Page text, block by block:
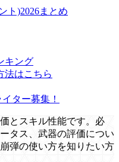
ト)2026まとめ
キング
法はこちら
ター募集！
とスキル性能です。必
タス、武器の評価につい
弾の使い方を知りたい方